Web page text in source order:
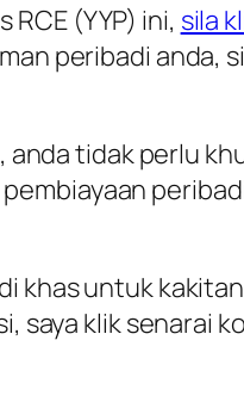
(YYP) ini, sila
peribadi anda,
anda tidak perlu
khas untuk
saya klik senarai